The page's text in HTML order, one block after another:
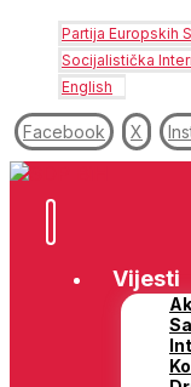
Partija Europskih
Socijalistička
English
Facebook X
Vijesti